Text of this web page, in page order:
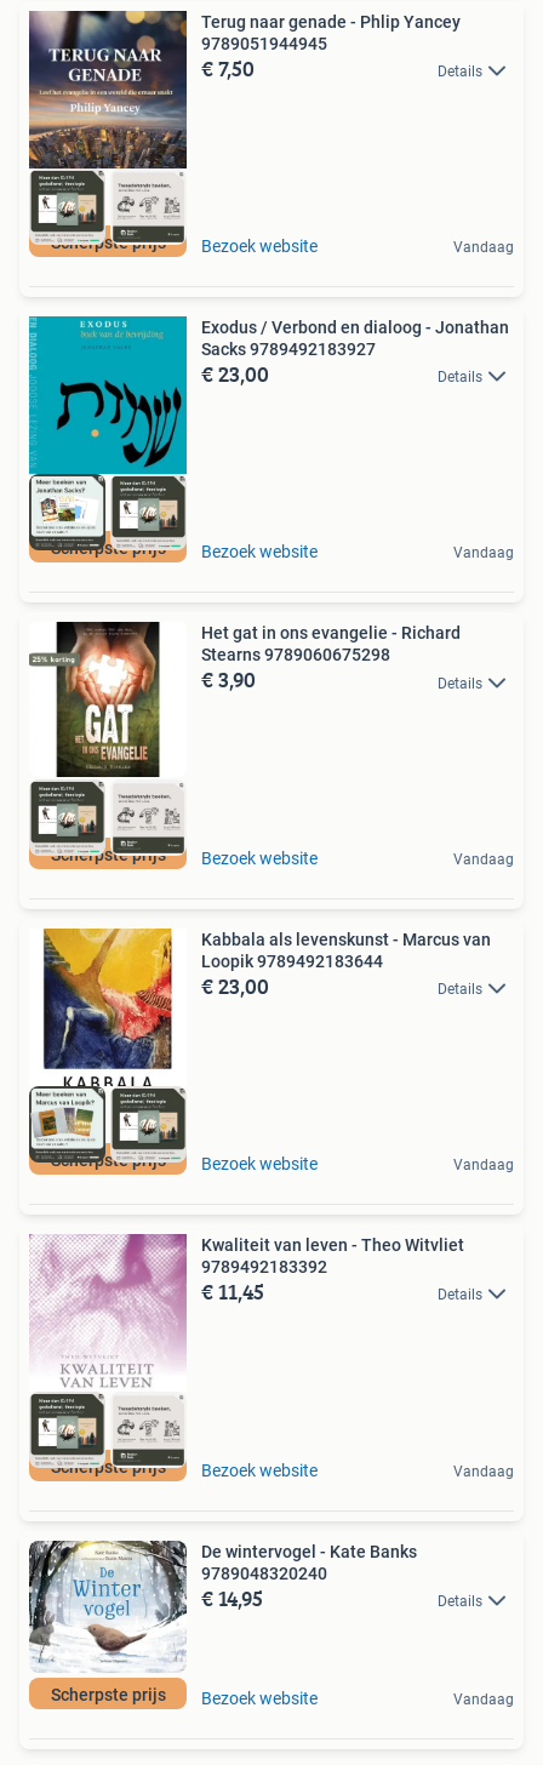
Scherpste prijs
Terug naar genade - Phlip Yancey
9789051944945
€ 7,50 Details
Bezoek website Vandaag
Scherpste prijs
Exodus / Verbond en dialoog - Jonathan
Sacks 9789492183927
€ 23,00 Details
Bezoek website Vandaag
Scherpste prijs
Het gat in ons evangelie - Richard
Stearns 9789060675298
€ 3,90 Details
Bezoek website Vandaag
Scherpste prijs
Kabbala als levenskunst - Marcus van
Loopik 9789492183644
€ 23,00 Details
Bezoek website Vandaag
Scherpste prijs
Kwaliteit van leven - Theo Witvliet
9789492183392
€ 11,45 Details
Bezoek website Vandaag
Scherpste prijs
De wintervogel - Kate Banks
9789048320240
€ 14,95 Details
Bezoek website Vandaag